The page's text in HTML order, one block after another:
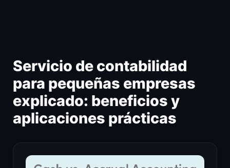
Servicio de contabilidad
para pequeñas empresas
explicado: beneficios y
aplicaciones prácticas